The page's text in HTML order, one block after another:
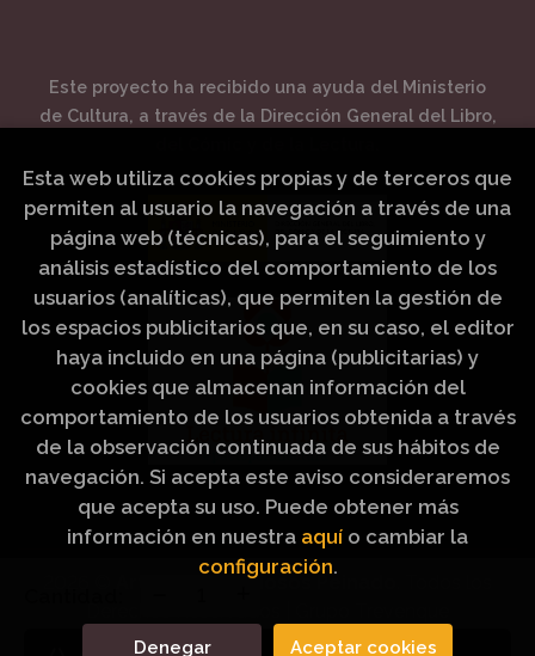
Este proyecto ha recibido una ayuda del Ministerio
de Cultura, a través de la Dirección General del Libro,
Artículos Religiosos Peinado
Esta web utiliza cookies propias y de terceros que
permiten al usuario la navegación a través de una
página web (técnicas), para el seguimiento y
análisis estadístico del comportamiento de los
usuarios (analíticas), que permiten la gestión de
los espacios publicitarios que, en su caso, el editor
haya incluido en una página (publicitarias) y
cookies que almacenan información del
comportamiento de los usuarios obtenida a través
de la observación continuada de sus hábitos de
navegación. Si acepta este aviso consideraremos
que acepta su uso. Puede obtener más
información en nuestra aquí o cambiar la
configuración.
Denegar Aceptar cookies